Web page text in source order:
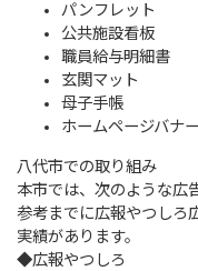
パンフレット
公共施設看板
職員給与明細書
玄関マット
母子手帳
ホームページバナ
八代市での取り組み
本市では、次のような広
参考までに広報やつしろ
実績があります。
◆広報やつしろ